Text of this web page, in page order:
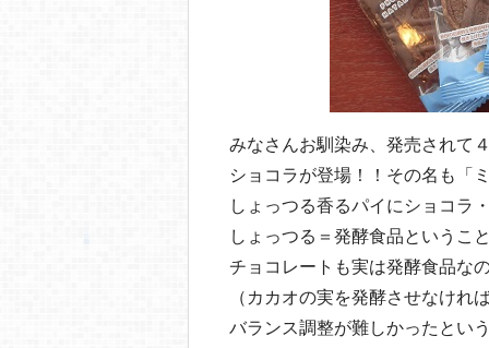
みなさんお馴染み、発売されて
ショコラが登場！！その名も「
しょっつる香るパイにショコラ
しょっつる＝発酵食品というこ
チョコレートも実は発酵食品な
（カカオの実を発酵させなけれ
バランス調整が難しかったという